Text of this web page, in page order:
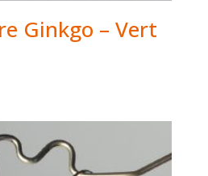
Ginkgo – Vert